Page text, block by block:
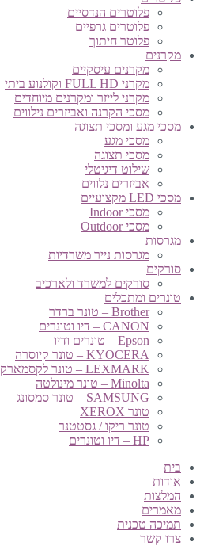
פלוטרים הנדסיים
פלוטרים גרפיים
פלוטר חיתוך
מקרנים
מקרנים עיסקיים
מקרני FULL HD וקולנוע ביתי
מקרני לייזר ומקרנים מיוחדים
מסכי הקרנה ואביזרים נילווים
מסכי מגע ומסכי תצוגה
מסכי מגע
מסכי תצוגה
שילוט דיגיטלי
אביזרים נלווים
מסכי LED מקצועיים
מסכי Indoor
מסכי Outdoor
מגרסות
מגרסות נייר משרדיות
סורקים
סורקים למשרד ולארכיב
טונרים ומתכלים
Brother – טונר ברדר
CANON – דיו וטונרים
Epson – טונרים ודיו
KYOCERA – טונר קיוסרה
LEXMARK – טונר לקסמארק
Minolta – טונר מינולטה
SAMSUNG – טונר סמסונג
טונר XEROX
טונר ריקו / גסטטנר
HP – דיו וטונרים
בית
אודות
המלצות
מאמרים
תמיכה טכנית
צרו קשר